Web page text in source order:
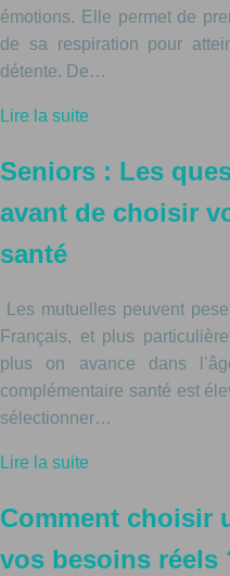
émotions. Elle permet de
de sa respiration pour
détente. De…
Lire la suite
Seniors : Les
avant de choisir
santé
Les mutuelles peuvent
Français, et plus
plus on avance dans
complémentaire santé est
sélectionner…
Lire la suite
Comment choisir
vos besoins réels